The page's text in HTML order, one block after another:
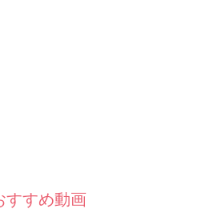
すすめ動画